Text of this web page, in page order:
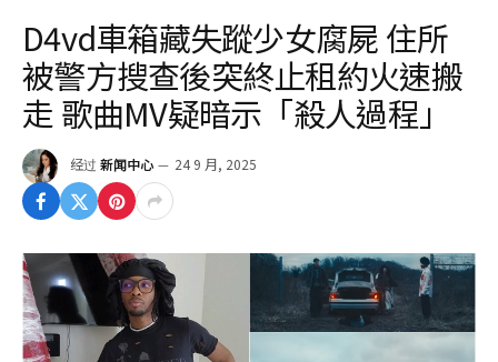
D4vd車箱藏失蹤少女腐屍 住所
被警方搜查後突終止租約火速搬
走 歌曲MV疑暗示「殺人過程」
经过 新闻中心 24 9 月, 2025